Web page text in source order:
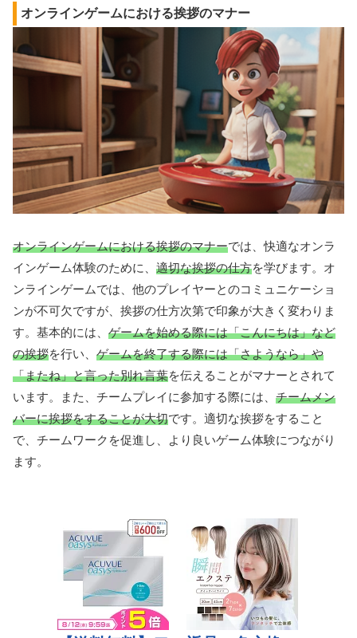
オンラインゲームにおける挨拶のマナー
オンラインゲームにおける挨拶のマナーでは、快適なオンラ
インゲーム体験のために、 適切な挨拶の仕方を学びます。オ
ンラインゲームでは、他のプレイヤーとのコミュニケーショ
ンが不可欠ですが、挨拶の仕方次第で印象が大きく変わりま
す。基本的には、 ゲームを始める際には「こんにちは」など
の挨拶を行い、 ゲームを終了する際には「さようなら」や
「またね」と言った別れ言葉を伝えることがマナーとされて
います。また、チームプレイに参加する際には、 チームメン
バーに挨拶をすることが大切です。適切な挨拶をすること
で、チームワークを促進し、より良いゲーム体験につながり
ます。